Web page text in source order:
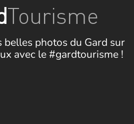
Tourisme
belles photos du Gard sur
avec le #gardtourisme !